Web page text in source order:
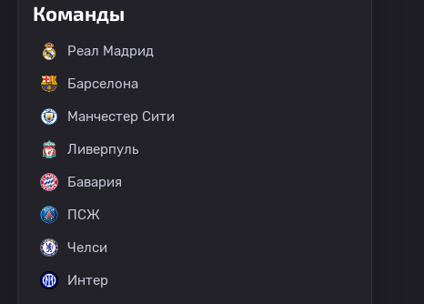
Команды
Реал Мадрид
Барселона
Манчестер Сити
Ливерпуль
Бавария
ПСЖ
Челси
Интер